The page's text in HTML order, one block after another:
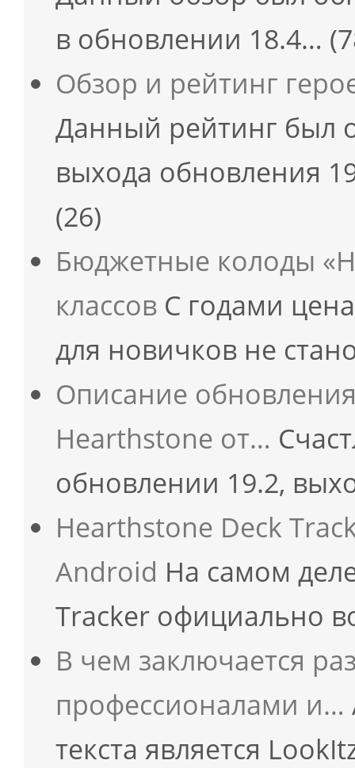
в обновлении 18.4…
Обзор и рейтинг
Данный рейтинг был
выхода обновления
(26)
Бюджетные колоды
классов С годами
для новичков не
Описание
Hearthstone от…
обновлении 19.2,
Hearthstone Deck
Android На самом
Tracker официально
В чем заключается
профессионалами и…
текста является